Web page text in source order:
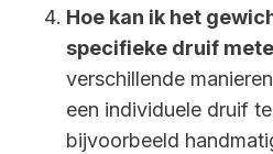
Hoe kan ik het
specifieke druif
verschillende
een individuele druif
bijvoorbeeld